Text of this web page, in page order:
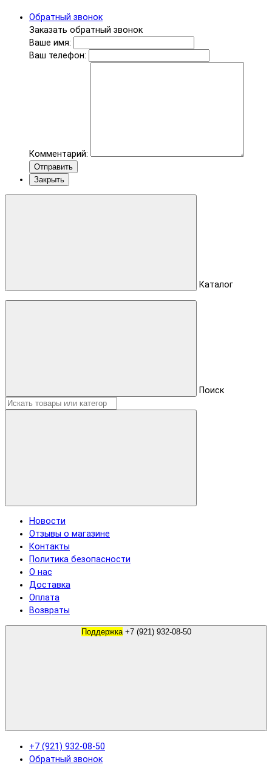
Обратный звонок
Заказать обратный звонок
Ваше имя:
Ваш телефон:
Комментарий:
Отправить
Закрыть
Каталог
Поиск
Новости
Отзывы о магазине
Контакты
Политика безопасности
О нас
Доставка
Оплата
Возвраты
Поддержка +7 (921) 932-08-50
+7 (921) 932-08-50
Обратный звонок